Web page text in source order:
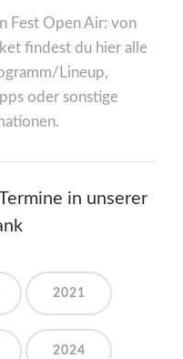
Fest Open Air: von
findest du hier alle
Lineup,
oder sonstige
in unserer
2021
2024